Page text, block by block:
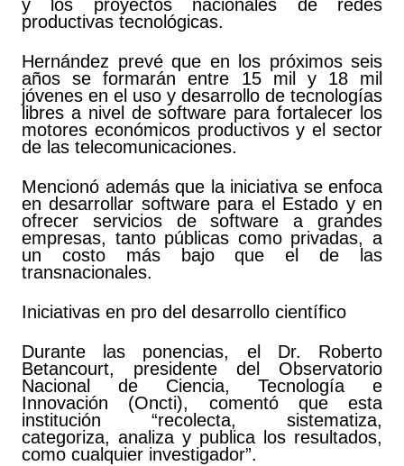
y los proyectos nacionales de redes
productivas tecnológicas.
Hernández prevé que en los próximos seis
años se formarán entre 15 mil y 18 mil
jóvenes en el uso y desarrollo de tecnologías
libres a nivel de software para fortalecer los
motores económicos productivos y el sector
de las telecomunicaciones.
Mencionó además que la iniciativa se enfoca
en desarrollar software para el Estado y en
ofrecer servicios de software a grandes
empresas, tanto públicas como privadas, a
un costo más bajo que el de las
transnacionales.
Iniciativas en pro del desarrollo científico
Durante las ponencias, el Dr. Roberto
Betancourt, presidente del Observatorio
Nacional de Ciencia, Tecnología e
Innovación (Oncti), comentó que esta
institución “recolecta, sistematiza,
categoriza, analiza y publica los resultados,
como cualquier investigador”.